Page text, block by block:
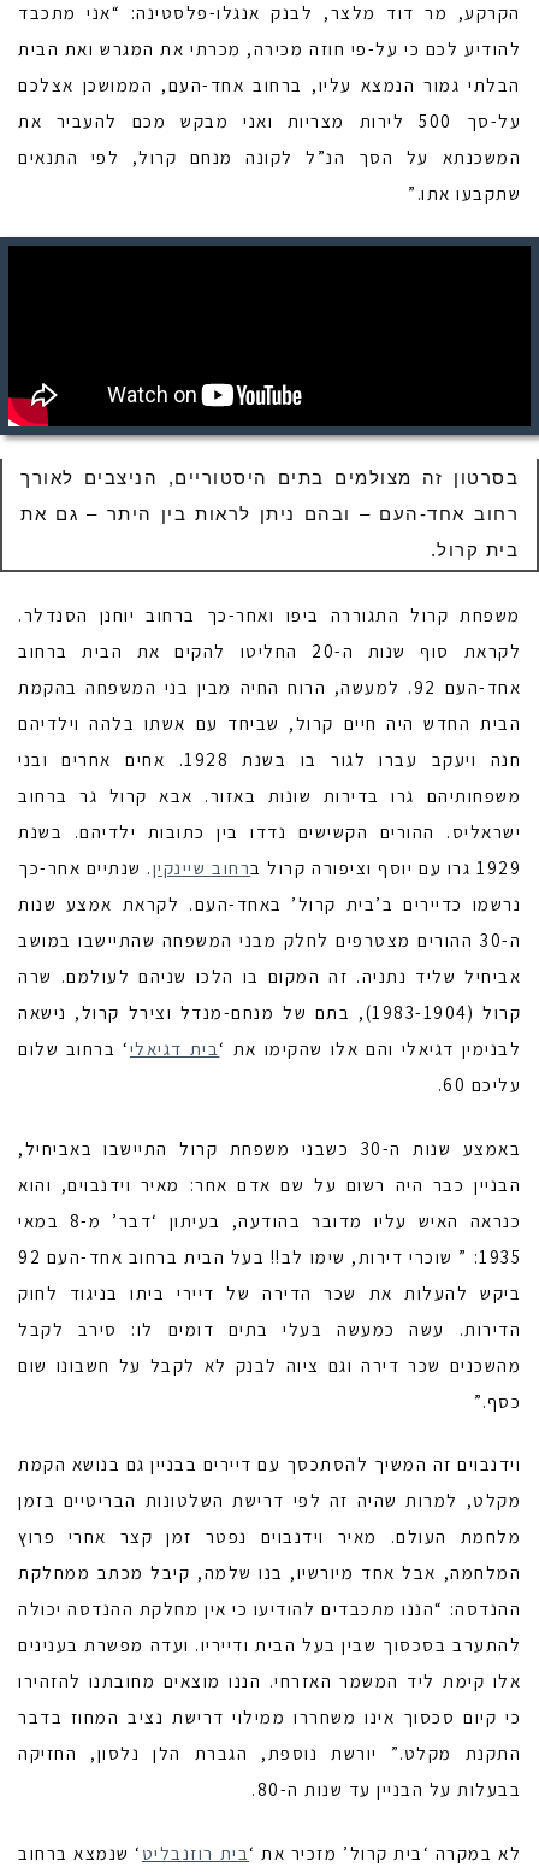
הקרקע, מר דוד מלצר, לבנק אנגלו-פלסטינה: “אני מתכבד
להודיע לכם כי על-פי חוזה מכירה, מכרתי את המגרש ואת הבית
הבלתי גמור הנמצא עליו, ברחוב אחד-העם, הממושכן אצלכם
על-סך 500 לירות מצריות ואני מבקש מכם להעביר את
המשכנתא על הסך הנ”ל לקונה מנחם קרול, לפי התנאים
שתקבעו אתו.”
בסרטון זה מצולמים בתים היסטוריים, הניצבים לאורך
רחוב אחד-העם – ובהם ניתן לראות בין היתר – גם את
בית קרול.
משפחת קרול התגוררה ביפו ואחר-כך ברחוב יוחנן הסנדלר.
לקראת סוף שנות ה-20 החליטו להקים את הבית ברחוב
אחד-העם 92. למעשה, הרוח החיה מבין בני המשפחה בהקמת
הבית החדש היה חיים קרול, שביחד עם אשתו בלהה וילדיהם
חנה ויעקב עברו לגור בו בשנת 1928. אחים אחרים ובני
משפחותיהם גרו בדירות שונות באזור. אבא קרול גר ברחוב
ישראליס. ההורים הקשישים נדדו בין כתובות ילדיהם. בשנת
1929 גרו עם יוסף וציפורה קרול ב
רחוב שיינקין. שנתיים אחר-כך
נרשמו כדיירים ב’בית קרול’ באחד-העם. לקראת אמצע שנות
ה-30 ההורים מצטרפים לחלק מבני המשפחה שהתיישבו במושב
אביחיל שליד נתניה. זה המקום בו הלכו שניהם לעולמם. שרה
קרול (1983-1904), בתם של מנחם-מנדל וצירל קרול, נישאה
לבנימין דגיאלי והם אלו שהקימו את ‘בית דגיאלי‘ ברחוב שלום
עליכם 60.
באמצע שנות ה-30 כשבני משפחת קרול התיישבו באביחיל,
הבניין כבר היה רשום על שם אדם אחר: מאיר וידנבוים, והוא
כנראה האיש עליו מדובר בהודעה, בעיתון ‘דבר’ מ-8 במאי
1935: ” שוכרי דירות, שימו לב!! בעל הבית ברחוב אחד-העם 92
ביקש להעלות את שכר הדירה של דיירי ביתו בניגוד לחוק
הדירות. עשה כמעשה בעלי בתים דומים לו: סירב לקבל
מהשכנים שכר דירה וגם ציוה לבנק לא לקבל על חשבונו שום
כסף.”
וידנבוים זה המשיך להסתכסך עם דיירים בבניין גם בנושא הקמת
מקלט, למרות שהיה זה לפי דרישת השלטונות הבריטיים בזמן
מלחמת העולם. מאיר וידנבוים נפטר זמן קצר אחרי פרוץ
המלחמה, אבל אחד מיורשיו, בנו שלמה, קיבל מכתב ממחלקת
ההנדסה: “הננו מתכבדים להודיעו כי אין מחלקת ההנדסה יכולה
להתערב בסכסוך שבין בעל הבית ודייריו. ועדה מפשרת בענינים
אלו קימת ליד המשמר האזרחי. הננו מוצאים מחובתנו להזהירו
כי קיום סכסוך אינו משחררו ממילוי דרישת נציב המחוז בדבר
התקנת מקלט.” יורשת נוספת, הגברת הלן נלסון, החזיקה
בבעלות על הבניין עד שנות ה-80.
לא במקרה ‘בית קרול’ מזכיר את ‘בית רוזנבליט ‘ שנמצא ברחוב